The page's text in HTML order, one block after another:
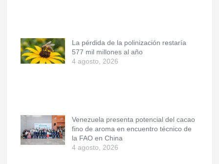
La pérdida de la polinización restaría
577 mil millones al año
4 agosto, 2026
Venezuela presenta potencial del cacao
fino de aroma en encuentro técnico de
la FAO en China
4 agosto, 2026